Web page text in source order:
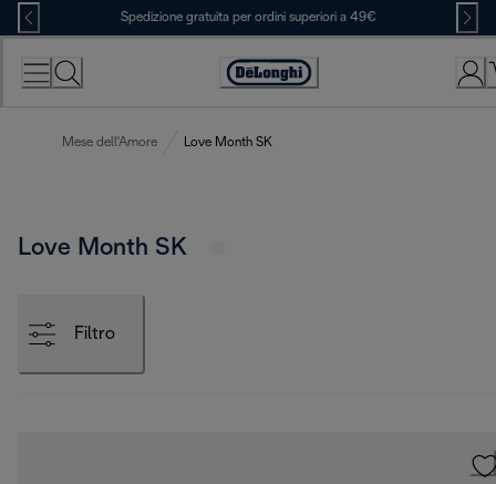
Skip
to
Content
Spedizione gratuita per ordini superiori a 49€
Accessibility
Mese dell'Amore Love Month SK
Love Month SK
Filtro